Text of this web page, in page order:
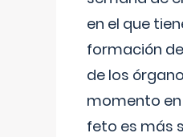
en el que
formación
de los
momento en
feto es más